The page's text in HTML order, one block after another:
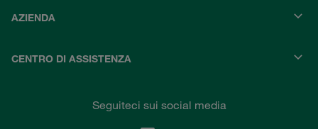
AZIENDA
CENTRO DI ASSISTENZA
Seguiteci sui social media